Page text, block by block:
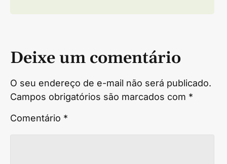
Deixe um comentário
O seu endereço de e-mail não será publicado.
Campos obrigatórios são marcados com *
Comentário *